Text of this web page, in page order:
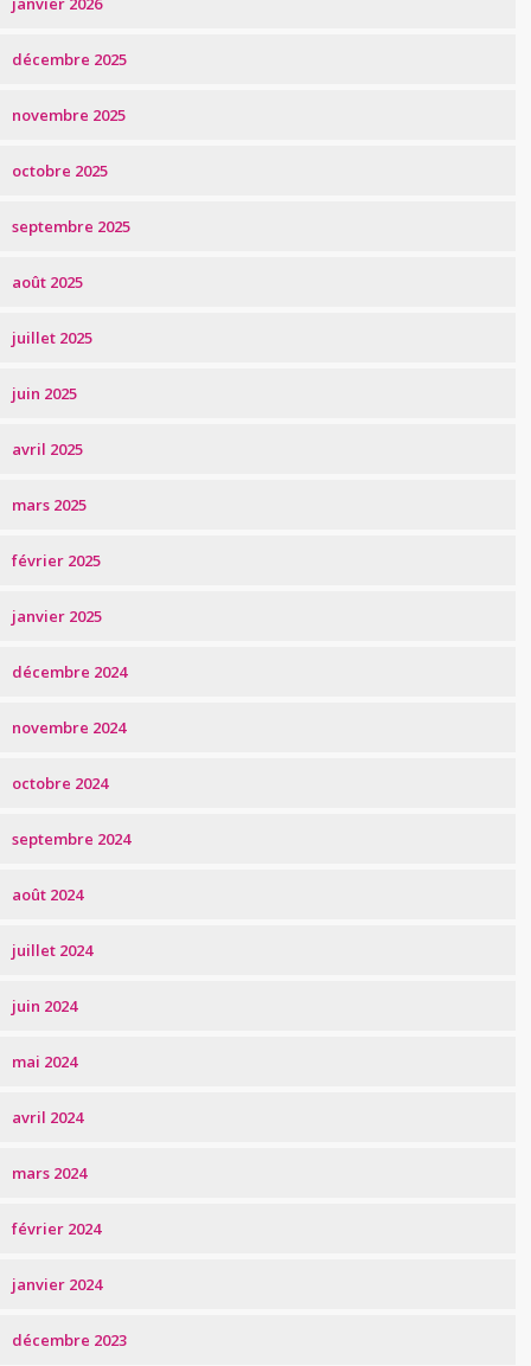
décembre 2025
novembre 2025
octobre 2025
septembre 2025
août 2025
juillet 2025
juin 2025
avril 2025
mars 2025
février 2025
janvier 2025
décembre 2024
novembre 2024
octobre 2024
septembre 2024
août 2024
juillet 2024
juin 2024
mai 2024
avril 2024
mars 2024
février 2024
janvier 2024
décembre 2023